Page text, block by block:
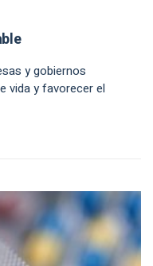
y gobiernos
vida y favorecer el